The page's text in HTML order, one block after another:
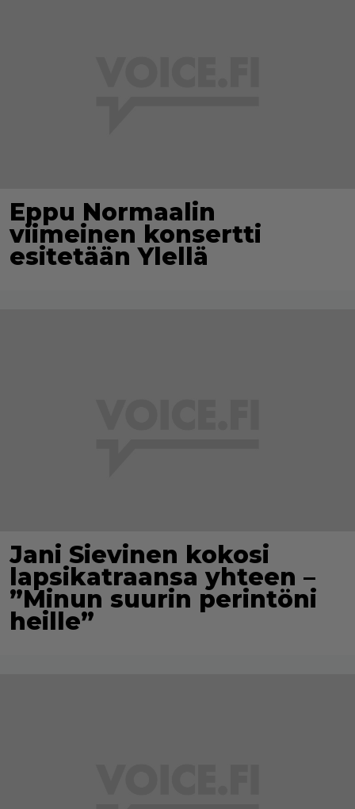
Eppu Normaalin
viimeinen konsertti
esitetään Ylellä
Jani Sievinen kokosi
lapsikatraansa yhteen –
”Minun suurin perintöni
heille”